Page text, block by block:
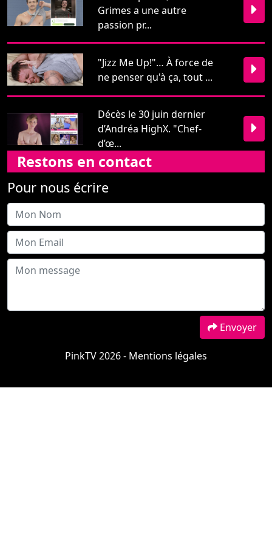
Grimes a une autre
passion pr...
"Jizz Me Up!"… À force de
ne penser qu'à ça, tout ...
Décès le 30 juin dernier
d’Andréa HighX. "Chef-
d’œ...
Restons en contact
Pour nous écrire
Envoyer
PinkTV 2026 - Mentions légales